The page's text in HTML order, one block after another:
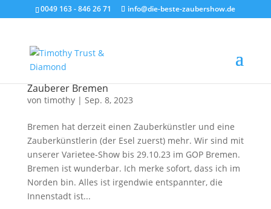
0049 163 - 846 26 71 info@die-beste-zaubershow.de
Zauberer Bremen
von timothy| Sep. 8, 2023
Bremen hat derzeit einen Zauberkünstler und eine
Zauberkünstlerin (der Esel zuerst) mehr. Wir sind mit
unserer Varietee-Show bis 29.10.23 im GOP Bremen.
Bremen ist wunderbar. Ich merke sofort, dass ich im
Norden bin. Alles ist irgendwie entspannter, die
Innenstadt ist...